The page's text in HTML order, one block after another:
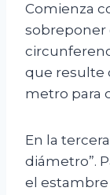
Comienza
sobreponer
que resulte
metro para
En la
diámetro”.
el